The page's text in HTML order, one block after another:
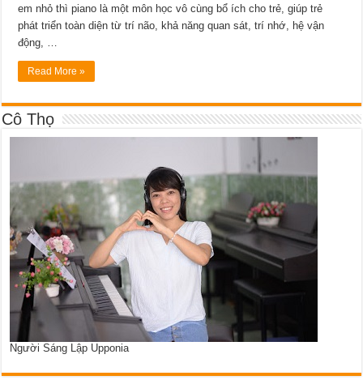
em nhỏ thì piano là một môn học vô cùng bổ ích cho trẻ, giúp trẻ
phát triển toàn diện từ trí não, khả năng quan sát, trí nhớ, hệ vận
động, …
Read More »
Cô Thọ
Người Sáng Lập Upponia